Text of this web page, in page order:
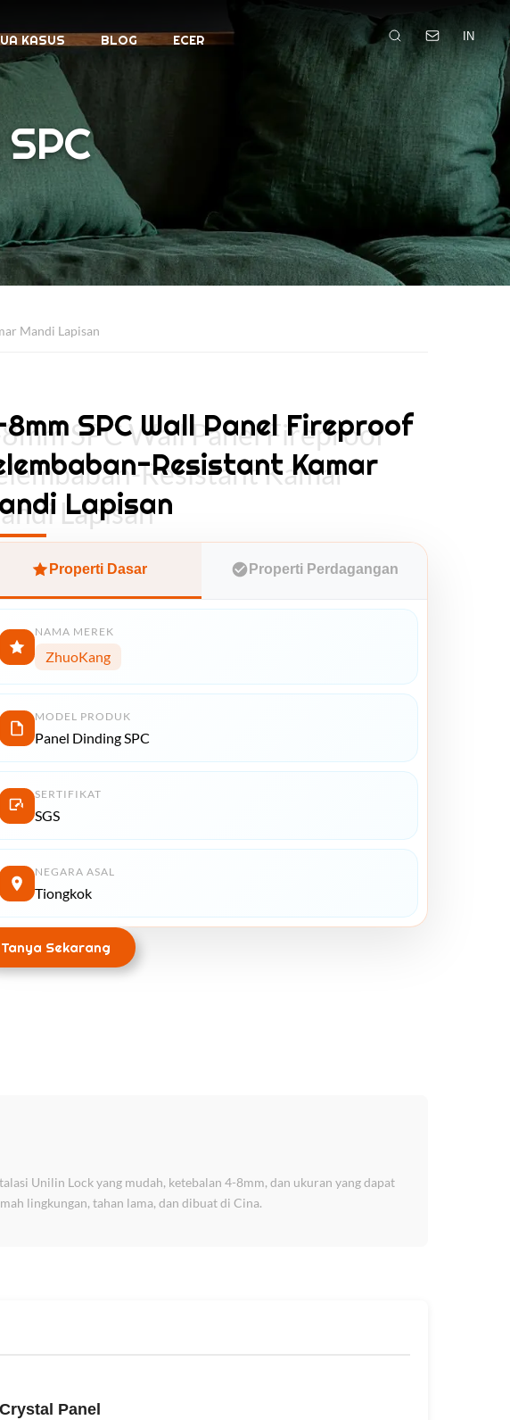
KASUS BLOG ECER IN
Mandi Lapisan
SPC Wall Panel Fireproof
Resistant Kamar
Lapisan
SPC Wall Panel Fireproof
Resistant Kamar
Lapisan
Properti Dasar Properti Perdagangan
NAMA MEREK
ZhuoKang
MODEL PRODUK
Panel Dinding SPC
SERTIFIKAT
SGS
NEGARA ASAL
Tiongkok
Tanya Sekarang
Unilin Lock yang mudah, ketebalan 4-8mm, dan ukuran yang dapat
lingkungan, tahan lama, dan dibuat di Cina.
Panel